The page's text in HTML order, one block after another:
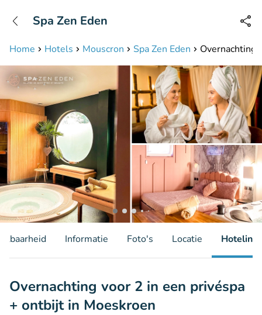
Bereikbaar tot 23:00 uur
Home Hotels Mouscron Spa Zen Eden Overnachting
Spa Zen Eden
Informatie Foto's Locatie Hotelinfo
Overnachting voor 2 in een privéspa
+ ontbijt in Moeskroen